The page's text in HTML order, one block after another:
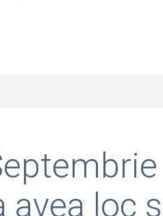
avea loc